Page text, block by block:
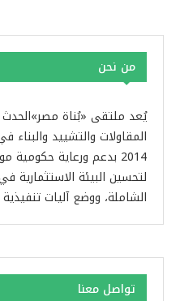
من نحن
يُعد ملتقى «بُناة
المقاولات والتشييد
2014 بدعم ورعاية
لتحسين البيئة الاستثمارية
الشاملة، ووضع آليات
تواصل معنا